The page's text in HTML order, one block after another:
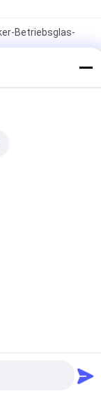
Betriebsglas-